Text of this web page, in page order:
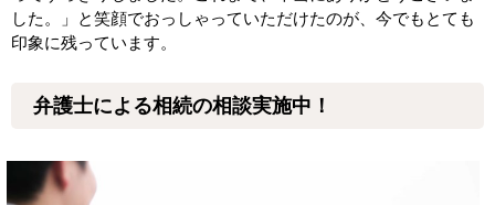
した。」と笑顔でおっしゃっていただけたのが、今でもとても
印象に残っています。
弁護士による相続の相談実施中！